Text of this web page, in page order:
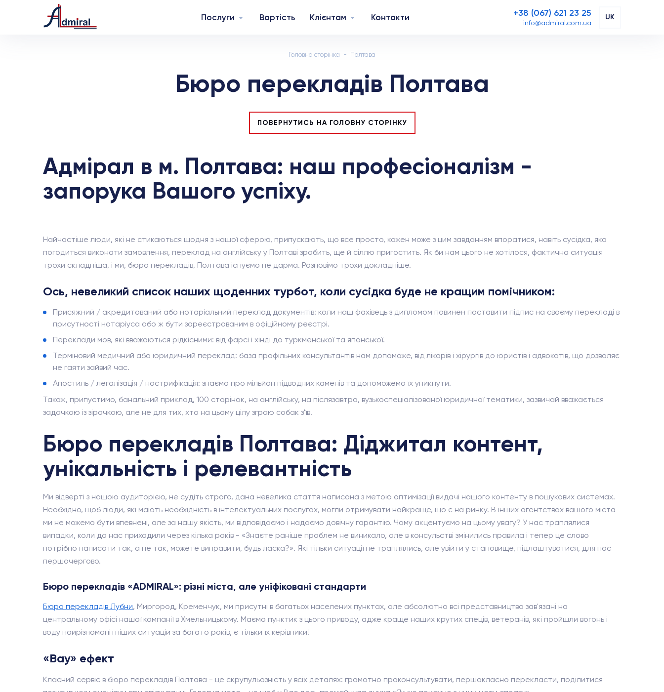
Послуги Вартість Клієнтам Контакти +38 (067) 621 23 25
info@admiral.com.ua
UK
Головна сторінка Полтава
Бюро перекладів Полтава
ПОВЕРНУТИСЬ НА ГОЛОВНУ СТОРІНКУ
Адмірал в м. Полтава: наш професіоналізм -
запорука Вашого успіху.
Найчастіше люди, які не стикаються щодня з нашої сферою, припускають, що все просто, кожен може з цим завданням впоратися, навіть сусідка, яка
погодиться виконати замовлення, переклад на англійську у Полтаві зробить, ще й сіллю пригостить. Як би нам цього не хотілося, фактична ситуація
трохи складніша, і ми, бюро перекладів, Полтава існуємо не дарма. Розповімо трохи докладніше.
Ось, невеликий список наших щоденних турбот, коли сусідка буде не кращим помічником:
Присяжний / акредитований або нотаріальний переклад документів: коли наш фахівець з дипломом повинен поставити підпис на своєму перекладі в
присутності нотаріуса або ж бути зареєстрованим в офіційному реєстрі.
Переклади мов, які вважаються рідкісними: від фарсі і хінді до туркменської та японської.
Терміновий медичний або юридичний переклад: база профільних консультантів нам допоможе, від лікарів і хірургів до юристів і адвокатів, що дозволяє
не гаяти зайвий час.
Апостиль / легалізація / нострифікація: знаємо про мільйон підводних каменів та допоможемо їх уникнути.
Також, припустимо, банальний приклад, 100 сторінок, на англійську, на післязавтра, вузькоспеціалізованої юридичної тематики, зазвичай вважається
задачкою із зірочкою, але не для тих, хто на цьому цілу зграю собак з'їв.
Бюро перекладів Полтава: Діджитал контент,
унікальність і релевантність
Ми відверті з нашою аудиторією, не судіть строго, дана невелика стаття написана з метою оптимізації видачі нашого контенту в пошукових системах.
Необхідно, щоб люди, які мають необхідність в інтелектуальних послугах, могли отримувати найкраще, що є на ринку. В інших агентствах вашого міста
ми не можемо бути впевнені, але за нашу якість, ми відповідаємо і надаємо довічну гарантію. Чому акцентуємо на цьому увагу? У нас траплялися
випадки, коли до нас приходили через кілька років - «Знаєте раніше проблем не виникало, але в консульстві змінились правила і тепер це слово
потрібно написати так, а не так, можете виправити, будь ласка?». Які тільки ситуації не траплялись, але увійти у становище, підлаштуватися, для нас
першочергово.
Бюро перекладів «ADMIRAL»: різні міста, але уніфіковані стандарти
Бюро перекладів Лубни, Миргород, Кременчук, ми присутні в багатьох населених пунктах, але абсолютно всі представництва зав'язані на
центральному офісі нашої компанії в Хмельницькому. Маємо пунктик з цього приводу, адже краще наших крутих спеців, ветеранів, які пройшли вогонь і
воду найрізноманітніших ситуацій за багато років, є тільки їх керівники!
«Вау» ефект
Класний сервіс в бюро перекладів Полтава - це скрупульозність у всіх деталях: грамотно проконсультувати, першокласно перекласти, поділитися